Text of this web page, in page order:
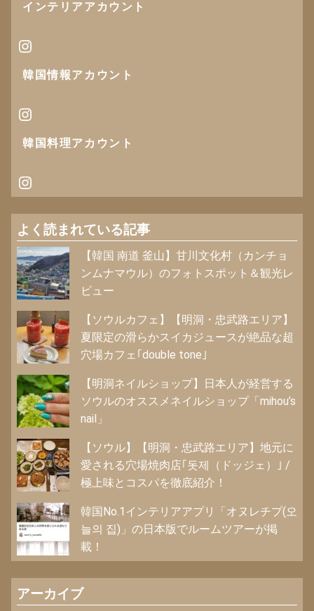
インテリアアカウント
Instagram
韓国情報アカウント
Instagram
韓国料理アカウント
Instagram
よく読まれている記事
【韓国 南道 釜山】甘川文化村（カンチョ
ンムナマウル）のフォトスポット＆観光レ
ビュー
【ソウルカフェ】【明洞・忠武路エリア】
夏限定の滑らかスイカジュースが絶品な超
穴場カフェ｢double tone｣
【明洞ネイルショップ】日本人が経営する
ソウルのオススメネイルショップ「mihou’s
nail」
【ソウル】【明洞・忠武路エリア】地元に
愛される穴場焼肉店｢돗제（ドッジェ）｣ /
極上味とコスパを徹底紹介！
韓国No.1インテリアアプリ「オヌレチプ(오
늘의 집)」の日本版でルームツアーが掲
載！
アーカイブ